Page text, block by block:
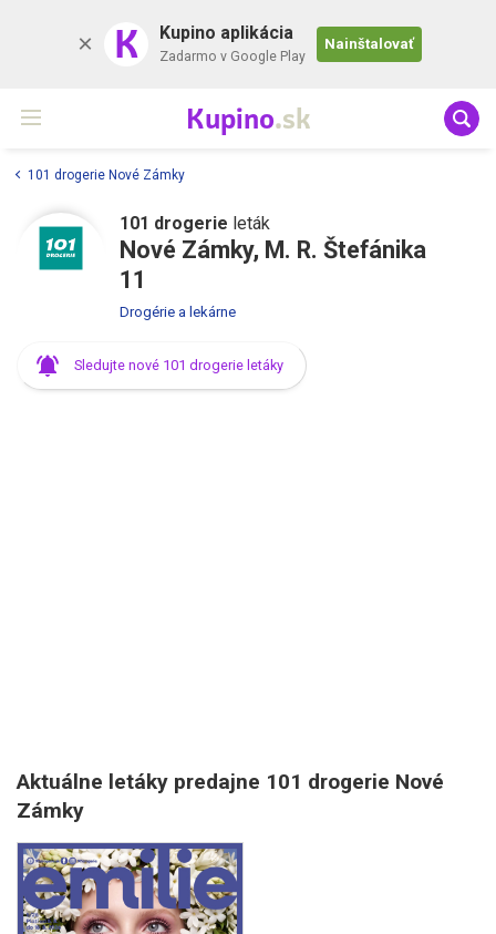
K Kupino aplikácia
Zadarmo v Google Play
Nainštalovať
Kupino.sk
101 drogerie Nové Zámky
101 drogerie leták
Nové Zámky, M. R. Štefánika
11
Drogérie a lekárne
Sledujte nové 101 drogerie letáky
Aktuálne letáky predajne 101 drogerie Nové
Zámky